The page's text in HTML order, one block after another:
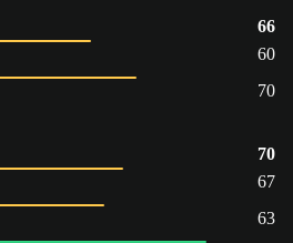
66
60
70
70
67
63